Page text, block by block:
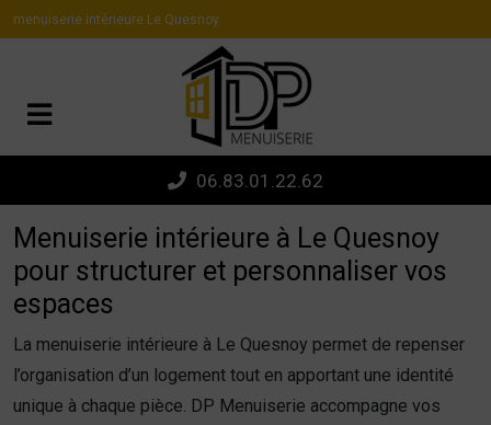
menuiserie intérieure Le Quesnoy
06.83.01.22.62
Menuiserie intérieure à Le Quesnoy
pour structurer et personnaliser vos
espaces
La menuiserie intérieure à Le Quesnoy permet de repenser
l’organisation d’un logement tout en apportant une identité
unique à chaque pièce. DP Menuiserie accompagne vos
Panneau de gestion des cookies